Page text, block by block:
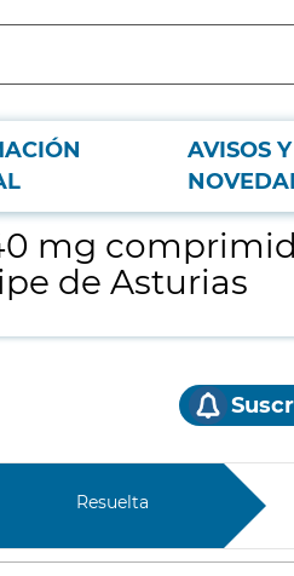
AVISOS Y
de Asturias
mg
de Asturias
Resuelta